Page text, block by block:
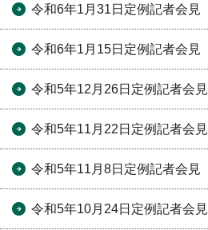
令和6年1月31日定例記者会見
令和6年1月15日定例記者会見
令和5年12月26日定例記者会見
令和5年11月22日定例記者会見
令和5年11月8日定例記者会見
令和5年10月24日定例記者会見